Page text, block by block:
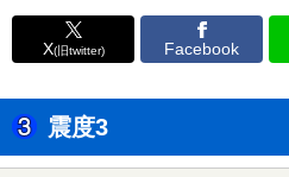
X(旧twitter) Facebook
震度3